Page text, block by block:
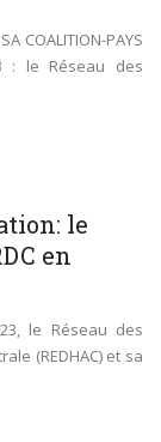
du
: La
et exige
1er décembre
COALITION-PAYS
: le Réseau des
le
en
le Réseau des
(REDHAC) et sa